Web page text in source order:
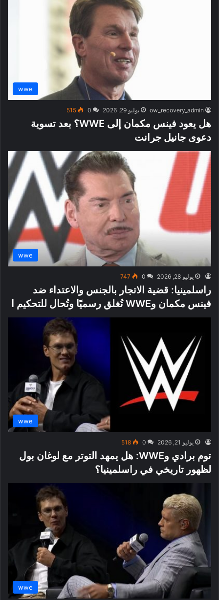
wwe
ow_recovery_admin يوليو 29, 2026 0
515
هل يعود فينس مكمان إلى WWE؟ بعد تسوية
دعوى جانيل جرانت
wwe
يوليو 28, 2026 0
747
راسلمينيا: قضية الاتجار بالجنس والاعتداء ضد
فينس مكمان وWWE تُغلق رسميًا وتُحال للتحكيم ا
wwe
يوليو 21, 2026 0
518
توم برادي وWWE: هل يمهد التوتر مع لوغان بول
لظهور تاريخي في راسلمينيا؟
wwe